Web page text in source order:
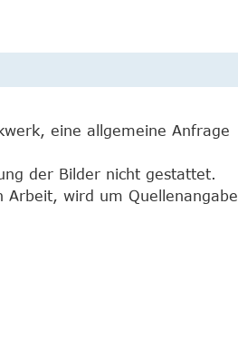
eine allgemeine Anfrage
der Bilder nicht gestattet.
Arbeit, wird um Quellenangabe